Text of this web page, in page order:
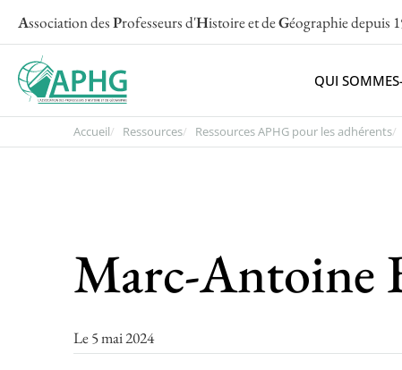
Association desProfesseurs d'Histoire et deGéographiedepuis
QUI
Accueil Ressources Ressources APHG pour les adhérents
Marc-Antoine
Le 5 mai 2024